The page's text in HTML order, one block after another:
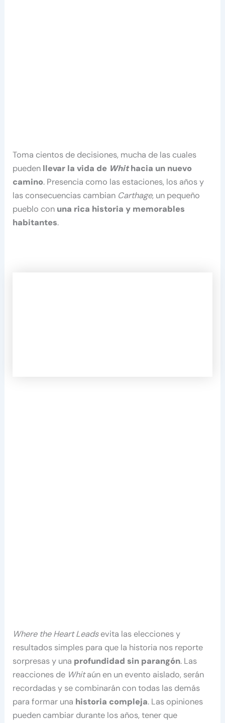
Toma cientos de decisiones, mucha de las cuales
pueden llevar la vida de Whithacia un nuevo
camino. Presencia como las estaciones, los años y
las consecuencias cambian Carthage, un pequeño
pueblo con una rica historia y memorables
habitantes.
Where the Heart Leadsevita las elecciones y
resultados simples para que la historia nos reporte
sorpresas y una profundidad sin parangón. Las
reacciones de Whitaún en un evento aislado, serán
recordadas y se combinarán con todas las demás
para formar una historia compleja. Las opiniones
pueden cambiar durante los años, tener que